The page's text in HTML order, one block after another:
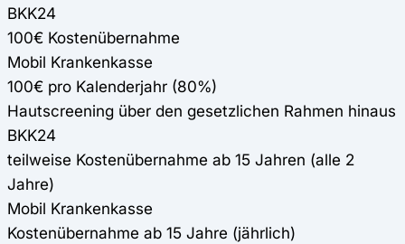
BKK24
100€ Kostenübernahme
Mobil Krankenkasse
100€ pro Kalenderjahr (80%)
Hautscreening über den gesetzlichen Rahmen hinaus
BKK24
teilweise Kostenübernahme ab 15 Jahren (alle 2
Jahre)
Mobil Krankenkasse
Kostenübernahme ab 15 Jahre (jährlich)